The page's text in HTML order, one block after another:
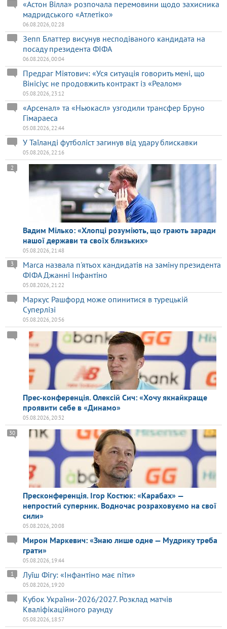
«Астон Вілла» розпочала перемовини щодо захисника
мадридського «Атлетіко»
06.08.2026, 02:28
Зепп Блаттер висунув несподіваного кандидата на
посаду президента ФІФА
06.08.2026, 00:04
Предраг Міятович: «Уся ситуація говорить мені, що
Вінісіус не продовжить контракт із «Реалом»
05.08.2026, 23:12
«Арсенал» та «Ньюкасл» узгодили трансфер Бруно
Гімараеса
05.08.2026, 22:44
У Таїланді футболіст загинув від удару блискавки
05.08.2026, 22:16
Вадим Мілько: «Хлопці розуміють, що грають заради
нашої держави та своїх близьких»
2
05.08.2026, 21:48
Marca назвала п'ятьох кандидатів на заміну президента
ФІФА Джанні Інфантіно
3
05.08.2026, 21:22
Маркус Рашфорд може опинитися в турецькій
Суперлізі
05.08.2026, 20:56
Прес-конференція. Олексій Сич: «Хочу якнайкраще
проявити себе в «Динамо»
05.08.2026, 20:32
Пресконференція. Ігор Костюк: «Карабах» —
непростий суперник. Водночас розраховуємо на свої
сили»
30
05.08.2026, 20:08
Мирон Маркевич: «Знаю лише одне — Мудрику треба
грати»
05.08.2026, 19:44
Луїш Фігу: «Інфантіно має піти»
1
05.08.2026, 19:20
Кубок України-2026/2027. Розклад матчів
Кваліфікаційного раунду
05.08.2026, 18:57